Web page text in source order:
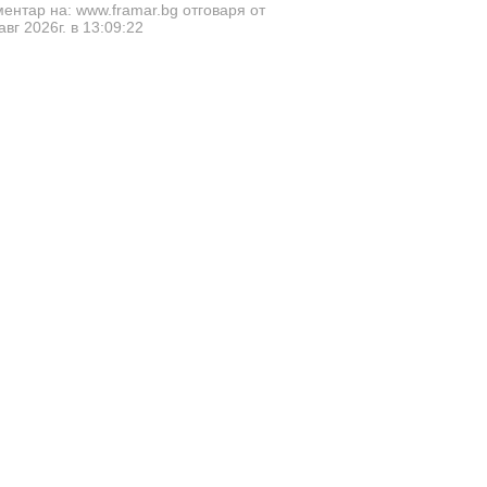
на: www.framar.bg отговаря от
2026г. в 13:09:22